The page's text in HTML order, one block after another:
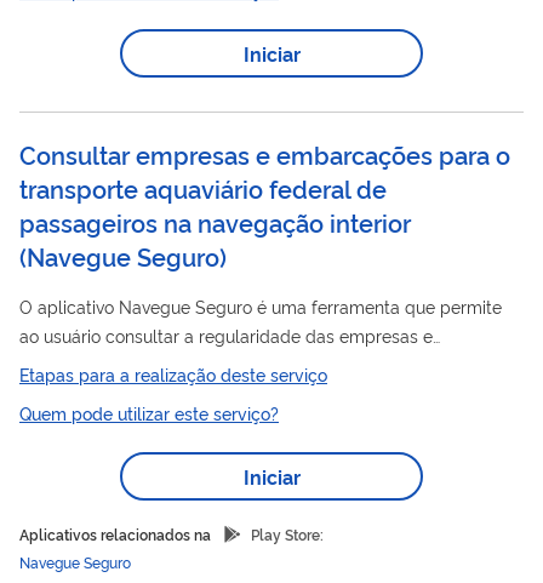
intermediários (transitários e NVOCC) e por terminais e
operadores portuários. Registrada a denúncia, a ANTAQ
procedimento sumário de autocomposição, voltado à tentativa
de acordo,...
Iniciar
Consultar empresas e embarcações para o
transporte aquaviário federal de
passageiros na navegação interior
(Navegue Seguro)
O aplicativo Navegue Seguro é uma ferramenta que permite
ao usuário consultar a regularidade das empresas e
embarcações autorizadas pela ANTAQ para o transporte
a) travessias internacionais, interestaduais ou intermunicipais
em diretriz de rodovia federal; e b) embarcações da
navegação interior de percurso longitudinal interestadual e
(passageiros e cargas). É um...
Etapas para a realização deste serviço
Quem pode utilizar este serviço?
Iniciar
Aplicativos relacionados na
Play Store:
Navegue Seguro